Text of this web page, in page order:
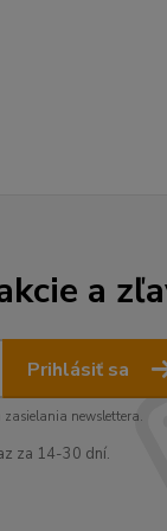
a
Prihlásiť sa
zasielania newslettera.
za 14-30 dní.